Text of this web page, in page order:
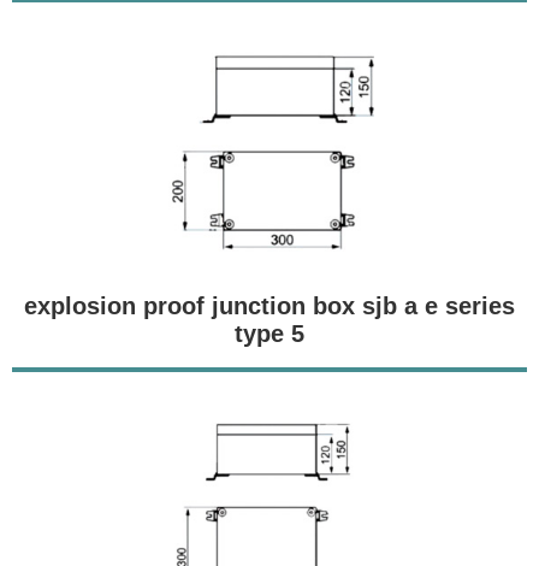
explosion proof junction box sjb a e series
type 5